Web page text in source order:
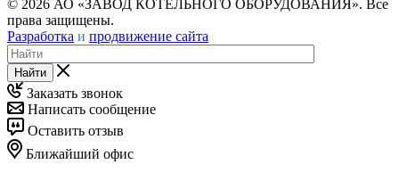
© 2026 АО «ЗАВОД КОТЕЛЬНОГО ОБОРУДОВАНИЯ». Все
права защищены.
Разработка и продвижение сайта
Найти
Заказать звонок
Написать сообщение
Оставить отзыв
Ближайший офис